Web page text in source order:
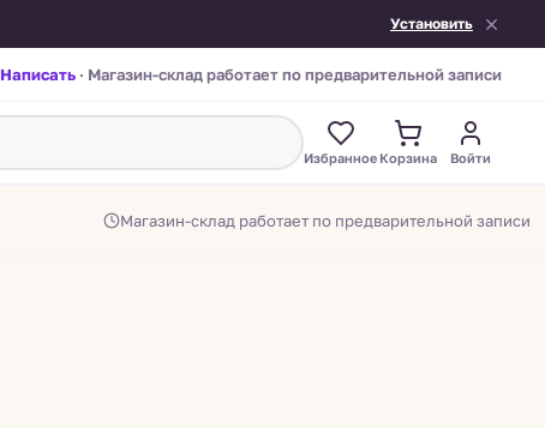
Установить
Написать · Магазин-склад работает по предварительной записи
Избранное Корзина Войти
Магазин-склад работает по предварительной записи